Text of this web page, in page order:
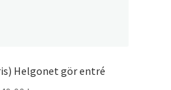
Helgonet gör entré